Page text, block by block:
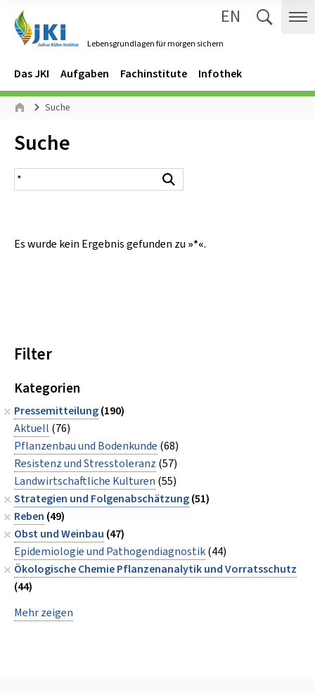
Lebensgrundlagen für morgen sichern
EN
Navigation
Hauptmenü
Das JKI Aufgaben Fachinstitute Infothek
Seitenpfad
Suche
Inhalt:
Suche
Suchergebnis
Es wurde kein Ergebnis gefunden zu »*«.
Filter
Kategorien
Pressemitteilung(190)
Aktuell (76)
Pflanzenbau und Bodenkunde (68)
Resistenz und Stresstoleranz (57)
Landwirtschaftliche Kulturen (55)
Strategien und Folgenabschätzung(51)
Reben (49)
Obst und Weinbau (47)
Epidemiologie und Pathogendiagnostik(44)
Ökologische Chemie Pflanzenanalytik und Vorratsschutz
(44)
Mehr zeigen